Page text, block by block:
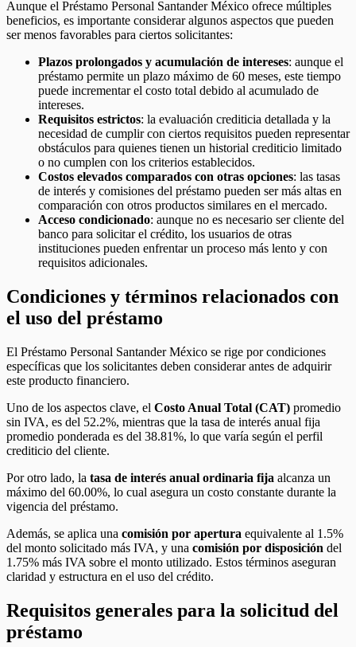
Aunque el Préstamo Personal Santander México ofrece múltiples
beneficios, es importante considerar algunos aspectos que pueden
ser menos favorables para ciertos solicitantes:
Plazos prolongados y acumulación de intereses: aunque el
préstamo permite un plazo máximo de 60 meses, este tiempo
puede incrementar el costo total debido al acumulado de
intereses.
Requisitos estrictos: la evaluación crediticia detallada y la
necesidad de cumplir con ciertos requisitos pueden representar
obstáculos para quienes tienen un historial crediticio limitado
o no cumplen con los criterios establecidos.
Costos elevados comparados con otras opciones: las tasas
de interés y comisiones del préstamo pueden ser más altas en
comparación con otros productos similares en el mercado.
Acceso condicionado: aunque no es necesario ser cliente del
banco para solicitar el crédito, los usuarios de otras
instituciones pueden enfrentar un proceso más lento y con
requisitos adicionales.
Condiciones y términos relacionados con
el uso del préstamo
El Préstamo Personal Santander México se rige por condiciones
específicas que los solicitantes deben considerar antes de adquirir
este producto financiero.
Uno de los aspectos clave, el Costo Anual Total (CAT) promedio
sin IVA, es del 52.2%, mientras que la tasa de interés anual fija
promedio ponderada es del 38.81%, lo que varía según el perfil
crediticio del cliente.
Por otro lado, la tasa de interés anual ordinaria fija alcanza un
máximo del 60.00%, lo cual asegura un costo constante durante la
vigencia del préstamo.
Además, se aplica una comisión por apertura equivalente al 1.5%
del monto solicitado más IVA, y una comisión por disposición del
1.75% más IVA sobre el monto utilizado. Estos términos aseguran
claridad y estructura en el uso del crédito.
Requisitos generales para la solicitud del
préstamo